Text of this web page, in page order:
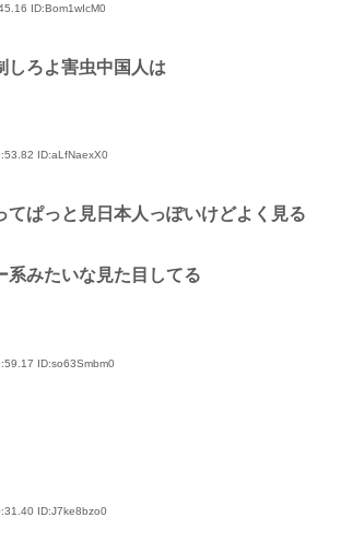
ID:Bom1wIcM0
しろよ害虫中国人は
ID:aLfNaexX0
てぱっと見日本人っぽいけどよく見る
系みたいな見た目してる
ID:so63Smbm0
ID:J7ke8bzo0